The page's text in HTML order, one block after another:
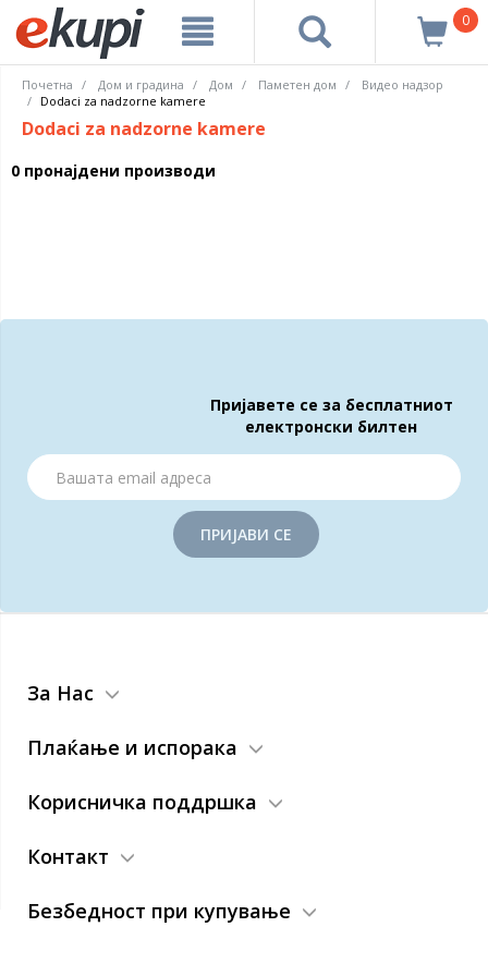
0
Почетна Дом и градина Дом Паметен дом
Видео надзор
Dodaci za nadzorne kamere
Dodaci za nadzorne kamere
0 пронајдени производи
Пријавете се за бесплатниот
електронски билтен
ПРИЈАВИ СЕ
За Нас
Плаќање и испорака
Корисничка поддршка
Контакт
Безбедност при купување